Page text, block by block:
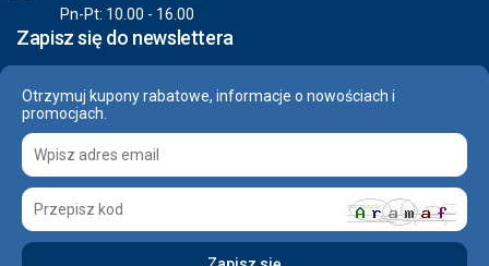
Pn-Pt: 10.00 - 16.00
Zapisz się do newslettera
Otrzymuj kupony rabatowe, informacje o nowościach i
promocjach.